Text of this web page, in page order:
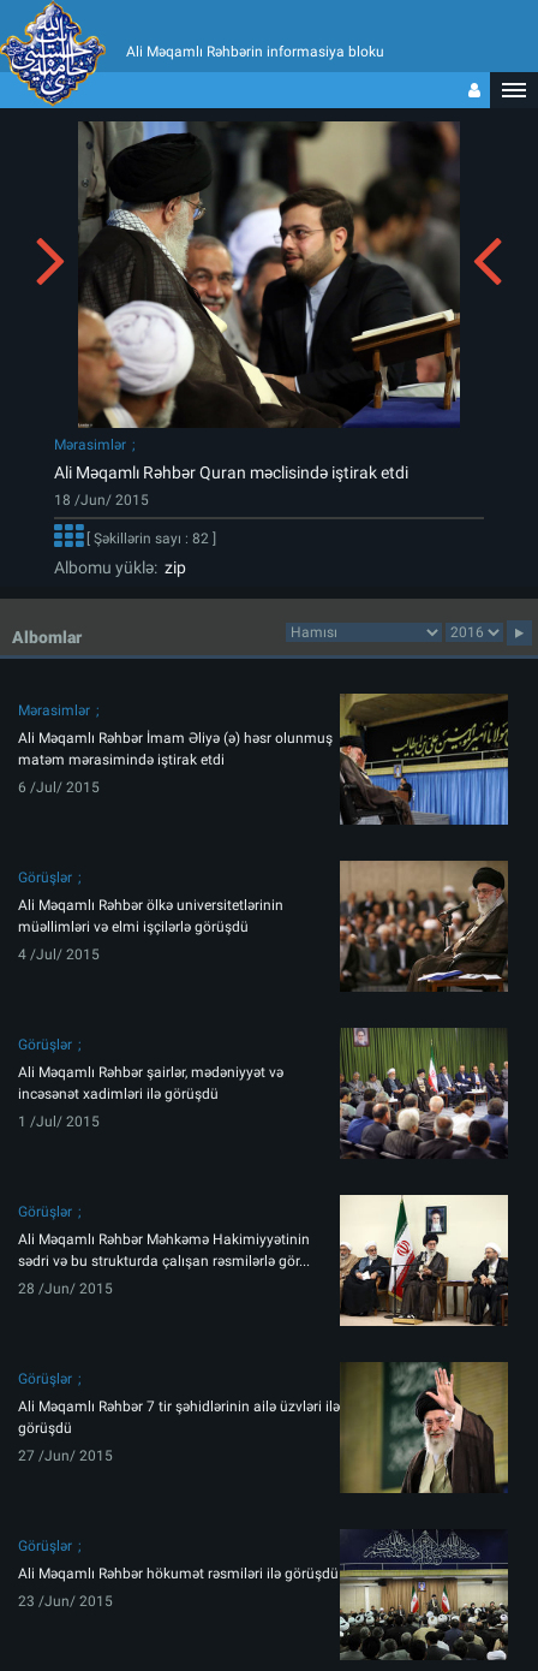
Ali Məqamlı Rəhbərin informasiya bloku
Mərasimlər
Ali Məqamlı Rəhbər Quran məclisində iştirak etdi
18 /Jun/ 2015
[ Şəkillərin sayı : 82 ]
Albomu yüklə: zip
Albomlar
Mərasimlər
Ali Məqamlı Rəhbər İmam Əliyə (ə) həsr olunmuş
matəm mərasimində iştirak etdi
6 /Jul/ 2015
Görüşlər
Ali Məqamlı Rəhbər ölkə universitetlərinin
müəllimləri və elmi işçilərlə görüşdü
4 /Jul/ 2015
Görüşlər
Ali Məqamlı Rəhbər şairlər, mədəniyyət və
incəsənət xadimləri ilə görüşdü
1 /Jul/ 2015
Görüşlər
Ali Məqamlı Rəhbər Məhkəmə Hakimiyyətinin
sədri və bu strukturda çalışan rəsmilərlə gör...
28 /Jun/ 2015
Görüşlər
Ali Məqamlı Rəhbər 7 tir şəhidlərinin ailə üzvləri ilə
görüşdü
27 /Jun/ 2015
Görüşlər
Ali Məqamlı Rəhbər hökumət rəsmiləri ilə görüşdü
23 /Jun/ 2015